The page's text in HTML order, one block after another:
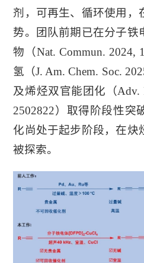
剂，可再生、循环使用，
势。团队前期已在分子铁
物（Nat. Commun. 2024,
氢（J. Am. Chem. Soc.
及烯烃双官能团化（Adv.
2502822）取得阶段性突
化尚处于起步阶段，在炔
被探索。